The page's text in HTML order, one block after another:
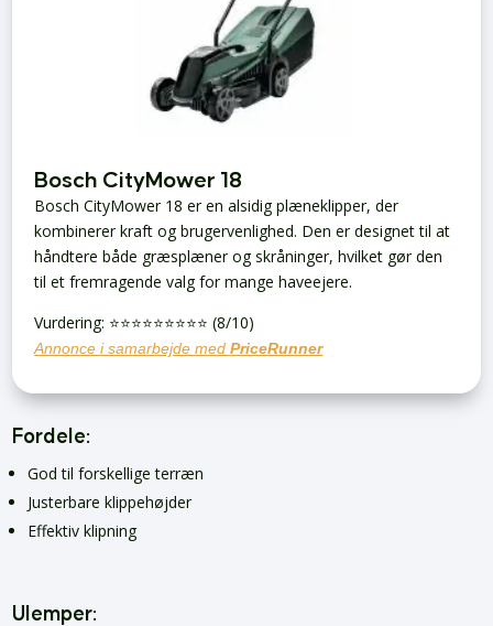
Bosch CityMower 18
Bosch CityMower 18 er en alsidig plæneklipper, der
kombinerer kraft og brugervenlighed. Den er designet til at
håndtere både græsplæner og skråninger, hvilket gør den
til et fremragende valg for mange haveejere.
Vurdering: ⭐️⭐️⭐️⭐️⭐️⭐️⭐️⭐️⭐️ (8/10)
Annonce i samarbejde medPriceRunner
Fordele:
God til forskellige terræn
Justerbare klippehøjder
Effektiv klipning
Ulemper: